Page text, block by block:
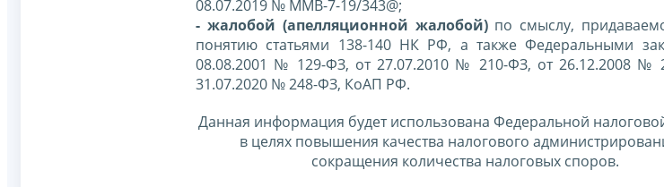
08.07.2019 № ММВ-7-19/343@;
- жалобой (апелляционной жалобой)по смыслу,
понятию статьями 138-140 НК РФ, а также Федеральными
08.08.2001 № 129-ФЗ, от 27.07.2010 № 210-ФЗ, от 26.12.2008 №
31.07.2020 № 248-ФЗ, КоАП РФ.
Данная информация будет использована Федеральной
в целях повышения качества налогового
сокращения количества налоговых споров.